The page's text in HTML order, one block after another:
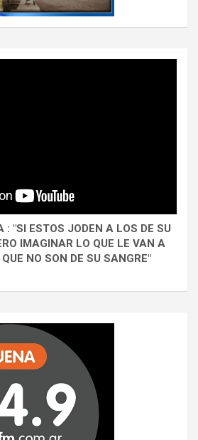
: "SI ESTOS JODEN A LOS DE SU
IMAGINAR LO QUE LE VAN A
NO SON DE SU SANGRE"